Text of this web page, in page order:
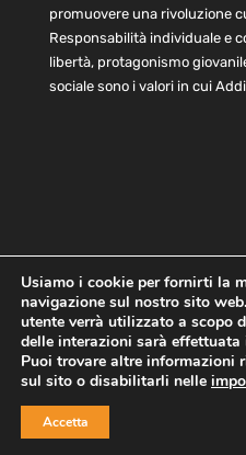
promuovere una rivoluzione
Responsabilità individuale e
libertà, protagonismo
sociale sono i valori in cui
Home Statuto e
Privacy
Cookie
Copyright © 2021
Usiamo i cookie per fornirti la
navigazione sul nostro sito
utente verrà utilizzato a scopo
delle interazioni sarà
Puoi trovare altre informazioni
sul sito o disabilitarli nelle
Accetta